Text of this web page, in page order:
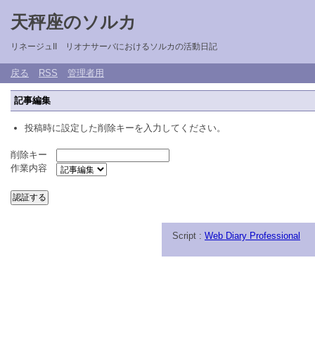
天秤座のソルカ
リネージュII リオナサーバにおけるソルカの活動日記
戻る RSS 管理者用
記事編集
投稿時に設定した削除キーを入力してください。
削除キー
作業内容
Script : Web Diary Professional